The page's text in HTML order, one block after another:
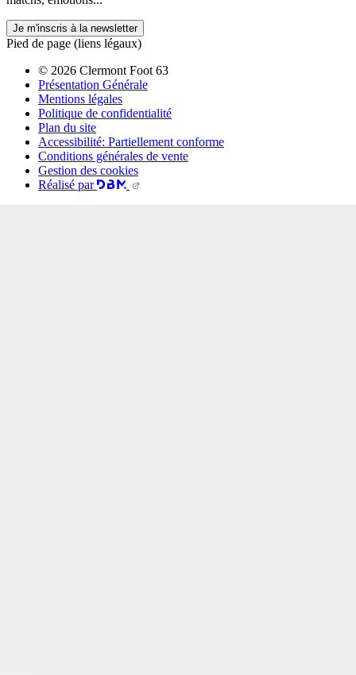
Je m'inscris à la newsletter
Pied de page (liens légaux)
© 2026 Clermont Foot 63
Présentation Générale
Mentions légales
Politique de confidentialité
Plan du site
Accessibilité: Partiellement conforme
Conditions générales de vente
Gestion des cookies
Réalisé par